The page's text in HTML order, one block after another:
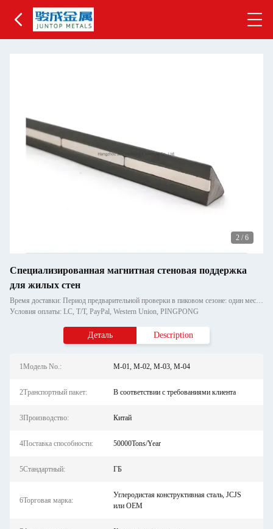
2 / 6
Специализированная магнитная стеновая поддержка
для жилых стен
Время доставки: Период предварительной проверки в пиковом сезоне: один месяц, вне сезона: в течение 15 рабочих дней
Условия оплаты: LC, T/T, PayPal, Western Union, PINGPONG
Деталь Description
1Модель No.: M-01, M-02, M-03, M-04
2Транспортный пакет: В соответствии с требованиями клиента
3Производство: Китай
4Поставка способности: 50000Tons/Year
5Стандартный: ГБ
6Торговая марка:
Углеродистая конструктивная сталь, JCJS
или OEM